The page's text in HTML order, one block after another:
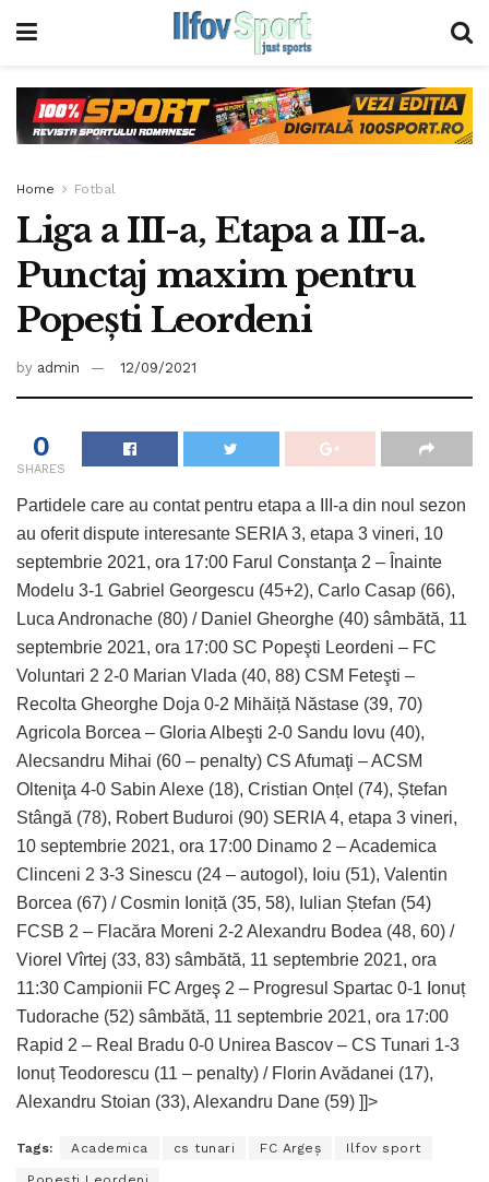
Home Fotbal
Liga a III-a, Etapa a III-a.
Punctaj maxim pentru
Popeşti Leordeni
by admin 12/09/2021
0
SHARES
Partidele care au contat pentru etapa a III-a din noul sezon
au oferit dispute interesante SERIA 3, etapa 3 vineri, 10
septembrie 2021, ora 17:00 Farul Constanţa 2 – Înainte
Modelu 3-1 Gabriel Georgescu (45+2), Carlo Casap (66),
Luca Andronache (80) / Daniel Gheorghe (40) sâmbătă, 11
septembrie 2021, ora 17:00 SC Popeşti Leordeni – FC
Voluntari 2 2-0 Marian Vlada (40, 88) CSM Feteşti –
Recolta Gheorghe Doja 0-2 Mihăiță Năstase (39, 70)
Agricola Borcea – Gloria Albeşti 2-0 Sandu Iovu (40),
Alecsandru Mihai (60 – penalty) CS Afumaţi – ACSM
Olteniţa 4-0 Sabin Alexe (18), Cristian Onțel (74), Ștefan
Stângă (78), Robert Buduroi (90) SERIA 4, etapa 3 vineri,
10 septembrie 2021, ora 17:00 Dinamo 2 – Academica
Clinceni 2 3-3 Sinescu (24 – autogol), Ioiu (51), Valentin
Borcea (67) / Cosmin Ioniță (35, 58), Iulian Ștefan (54)
FCSB 2 – Flacăra Moreni 2-2 Alexandru Bodea (48, 60) /
Viorel Vîrtej (33, 83) sâmbătă, 11 septembrie 2021, ora
11:30 Campionii FC Argeş 2 – Progresul Spartac 0-1 Ionuț
Tudorache (52) sâmbătă, 11 septembrie 2021, ora 17:00
Rapid 2 – Real Bradu 0-0 Unirea Bascov – CS Tunari 1-3
Ionuț Teodorescu (11 – penalty) / Florin Avădanei (17),
Alexandru Stoian (33), Alexandru Dane (59) ]]>
Tags: Academica cs tunari FC Argeş Ilfov sport